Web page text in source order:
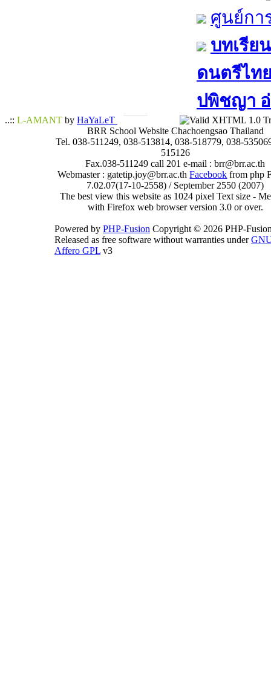
ศูนย์กา
บทเรีย
ดนตรีไท
ปพิชญา​ อ่
..:: L-AMANT by HaYaLeT
BRR School Website Chachoengsao Thailand
Tel. 038-511249, 038-513814, 038-518779, 038-
515126
Fax.038-511249 call 201 e-mail : brr@brr.ac.th
Webmaster : gatetip.joy@brr.ac.thFacebook from php
7.02.07(17-10-2558) / September 2550 (2007)
The best view this website as 1024 pixel Text size -
with Firefox web browser version 3.0 or over.
Powered by PHP-Fusion Copyright © 2026 PHP-
Released as free software without warranties under
Affero GPL v3